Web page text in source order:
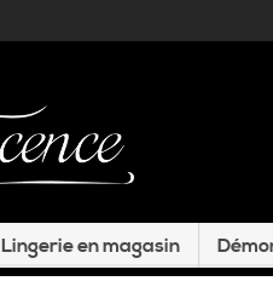
Lingerie en magasin